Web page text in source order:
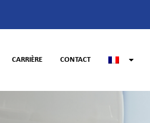
CARRIÈRE CONTACT